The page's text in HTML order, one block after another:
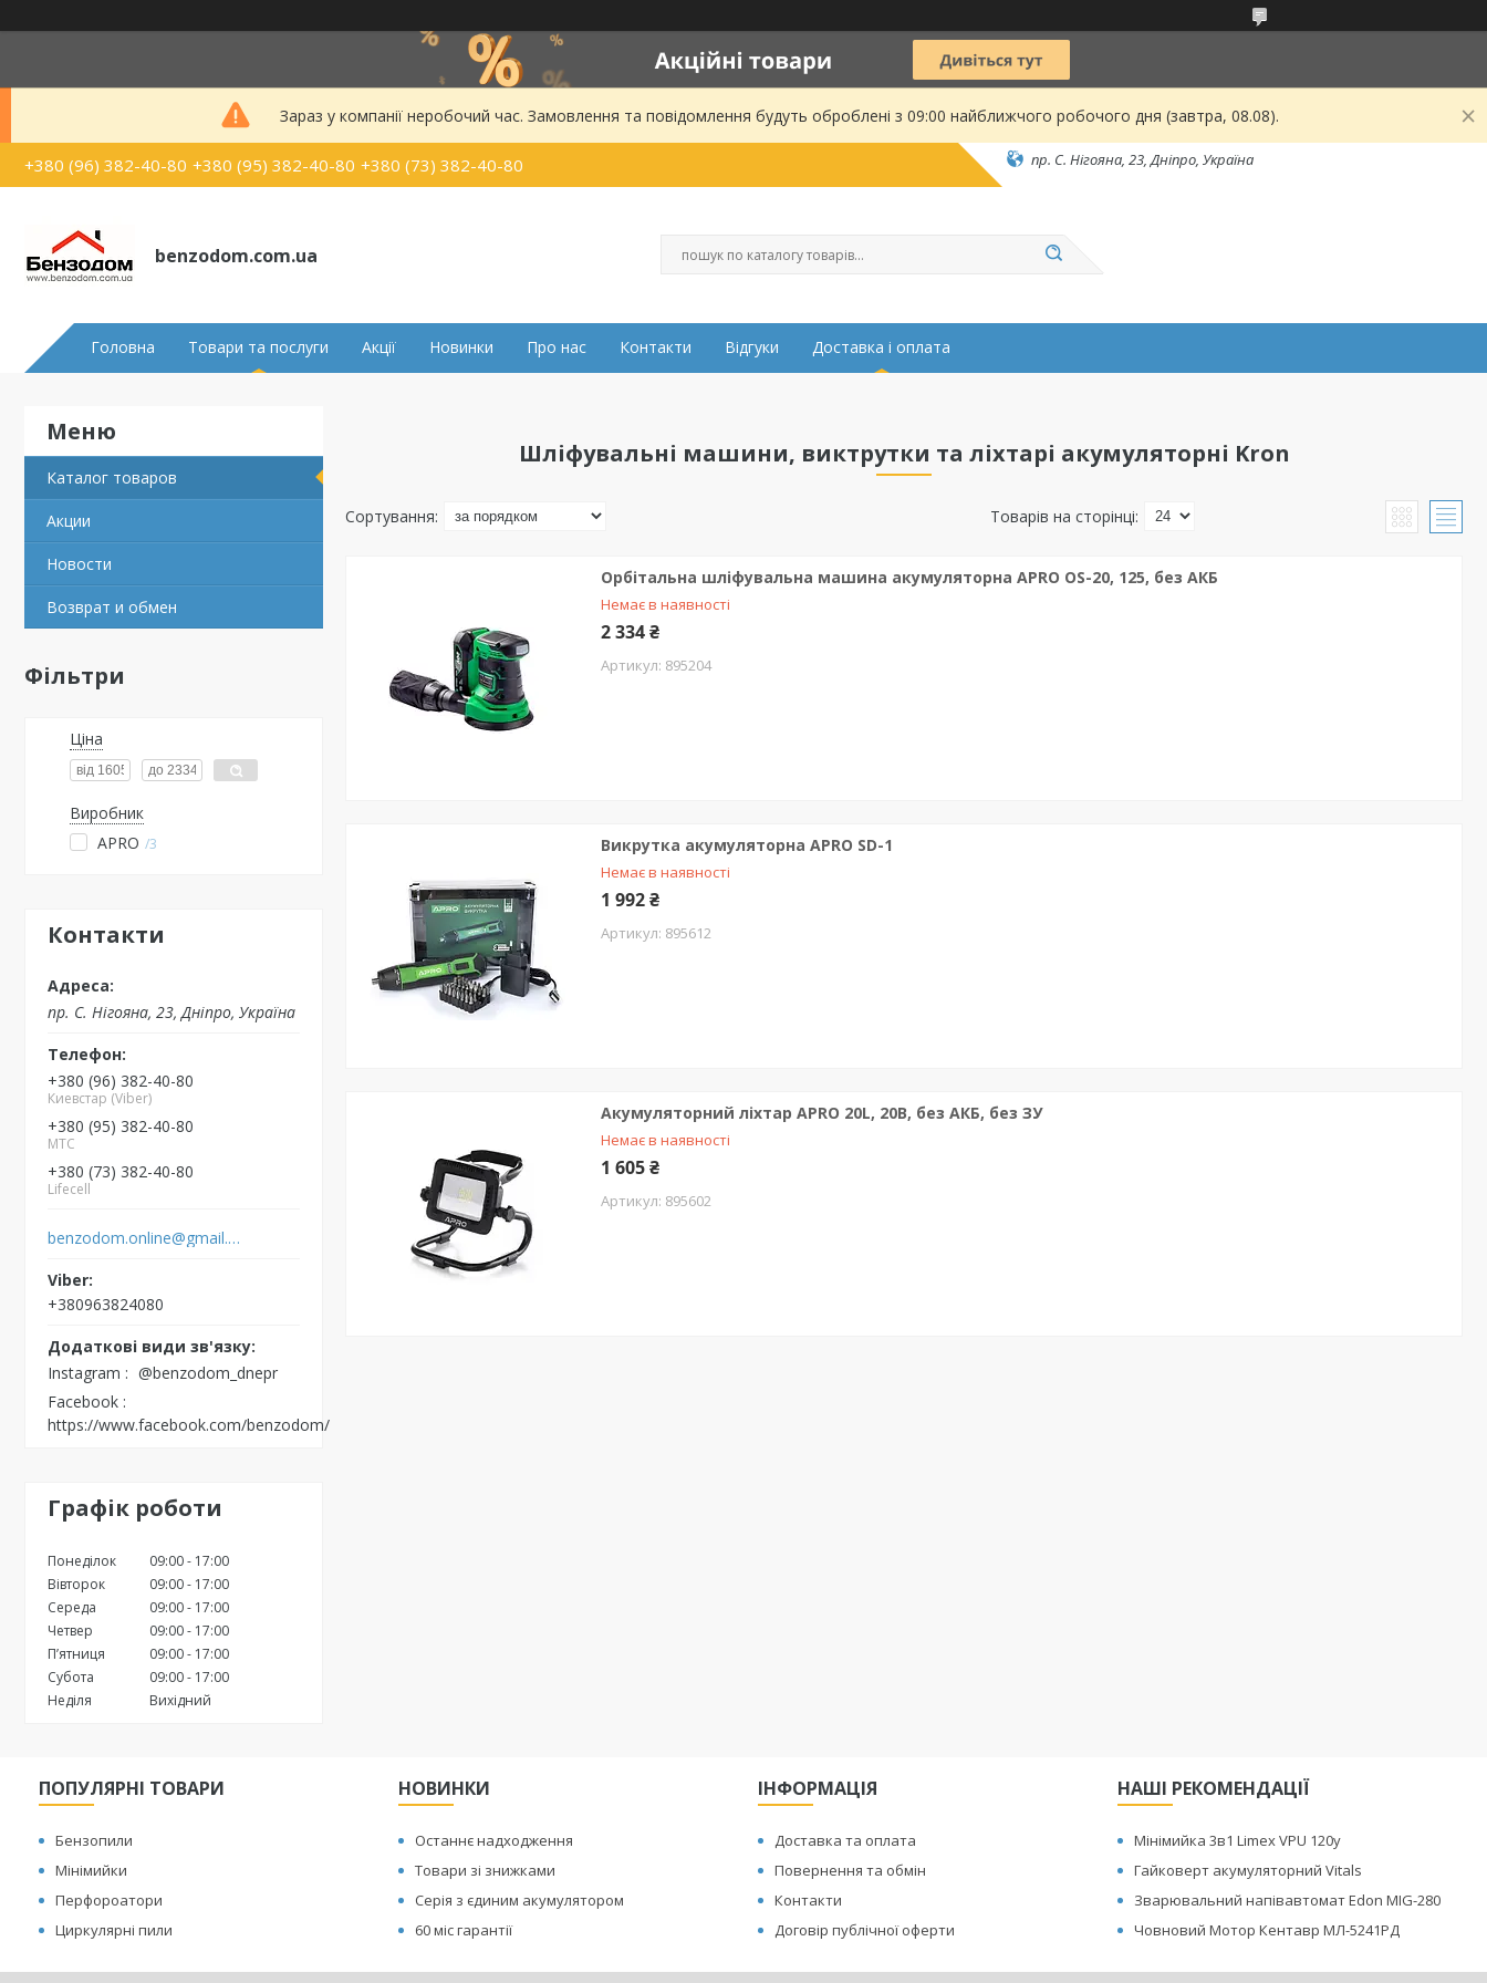
Зараз у компанії неробочий час. Замовлення та повідомлення будуть оброблені з 09:00 найближчого робочого дня (завтра, 08.08).
+380 (96) 382-40-80 +380 (95) 382-40-80 +380 (73) 382-40-80 пр. С. Нігояна, 23, Дніпро, Україна
benzodom.com.ua
Головна Товари та послуги Акції Новинки Про нас Контакти Відгуки Доставка і оплата
Каталог товаров
Акции
Новости
Возврат и обмен
Фільтри
Ціна
Виробник
APRO 3
Контакти
пр. С. Нігояна, 23, Дніпро, Україна
+380 (96) 382-40-80
Киевстар (Viber)
+380 (95) 382-40-80
MTC
+380 (73) 382-40-80
Lifecell
benzodom.online@gmail.com
+380963824080
Instagram
@benzodom_dnepr
Facebook
https://www.facebook.com/benzodom/
Графік роботи
Понеділок 09:00
17:00
Вівторок
09:00
17:00
Середа
09:00
17:00
Четвер
09:00
17:00
Пʼятниця
09:00
17:00
Субота
09:00
17:00
Неділя
Вихідний
Шліфувальні машини, виктрутки та ліхтарі акумуляторні Kron
Орбітальна шліфувальна машина акумуляторна APRO OS-20, 125, без АКБ
Немає в наявності
2 334 ₴
895204
Викрутка акумуляторна APRO SD-1
Немає в наявності
1 992 ₴
895612
Акумуляторний ліхтар APRO 20L, 20В, без АКБ, без ЗУ
Немає в наявності
1 605 ₴
895602
ПОПУЛЯРНІ ТОВАРИ
Бензопили
Мінімийки
Перфороатори
Циркулярні пили
НОВИНКИ
Останнє надходження
Товари зі знижками
Серія з єдиним акумулятором
60 міс гарантії
ІНФОРМАЦІЯ
Доставка та оплата
Повернення та обмін
Контакти
Договір публічної оферти
НАШІ РЕКОМЕНДАЦІЇ
Мінімийка 3в1 Limex VPU 120y
Гайковерт акумуляторний Vitals
Зварювальний напівавтомат Edon MIG-280
Човновий Мотор Кентавр МЛ-5241РД